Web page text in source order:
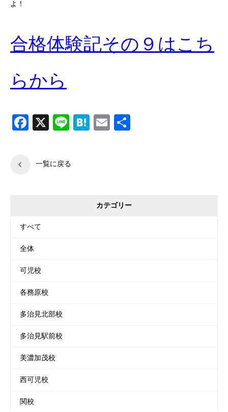
よ！
合格体験記その９はこち
らから
Facebook
X LineHatena
Email
一覧に戻る
カテゴリー
すべて
全体
可児校
各務原校
多治見北部校
多治見駅前校
美濃加茂校
西可児校
関校